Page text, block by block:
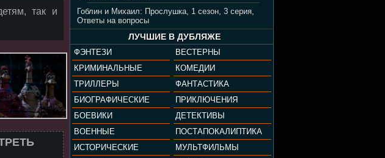
Гоблин и Михаил: Прослушка, 1 сезон, 3 серия,
Ответы на вопросы
ЛУЧШИЕ В ДУБЛЯЖЕ
ФЭНТЕЗИ
ВЕСТЕРНЫ
КРИМИНАЛЬНЫЕ
КОМЕДИИ
ТРИЛЛЕРЫ
ФАНТАСТИКА
БИОГРАФИЧЕСКИЕ
ПРИКЛЮЧЕНИЯ
БОЕВИКИ
ДЕТЕКТИВЫ
ВОЕННЫЕ
ПОСТАПОКАЛИПТИКА
ИСТОРИЧЕСКИЕ
МУЛЬТФИЛЬМЫ
так и